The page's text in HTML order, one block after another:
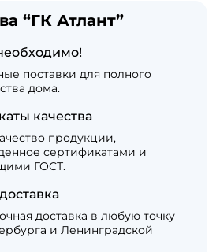
“ГК Атлант”
поставки для полного
дома.
качества
продукции,
сертификатами и
ГОСТ.
доставка в любую точку
и Ленинградской